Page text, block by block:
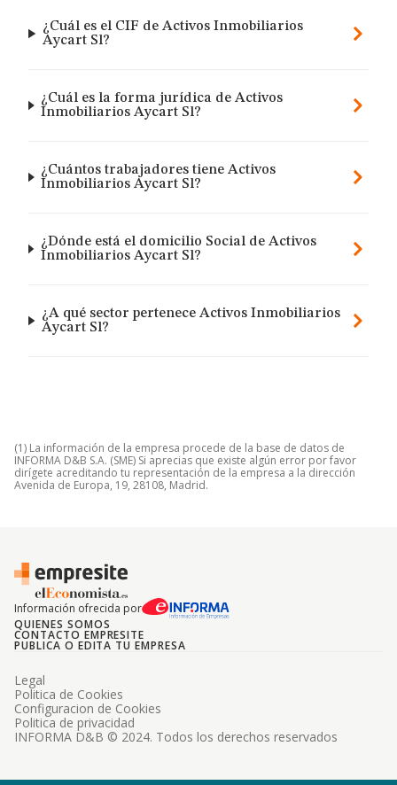
¿Cuál es el CIF de Activos Inmobiliarios
Aycart Sl?
¿Cuál es la forma jurídica de Activos
Inmobiliarios Aycart Sl?
¿Cuántos trabajadores tiene Activos
Inmobiliarios Aycart Sl?
¿Dónde está el domicilio Social de Activos
Inmobiliarios Aycart Sl?
¿A qué sector pertenece Activos Inmobiliarios
Aycart Sl?
(1) La información de la empresa procede de la base de datos de
INFORMA D&B S.A. (SME) Si aprecias que existe algún error por favor
dirígete acreditando tu representación de la empresa a la dirección
Avenida de Europa, 19, 28108, Madrid.
Información ofrecida por
QUIENES SOMOS
CONTACTO EMPRESITE
PUBLICA O EDITA TU EMPRESA
INFORMA D&B © 2024. Todos los derechos reservados
Legal
Politica de Cookies
Configuracion de Cookies
Politica de privacidad